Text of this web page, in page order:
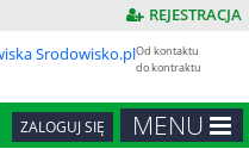
REJESTRACJA
Od kontaktu
do kontraktu
MENU
ZALOGUJ SIĘ